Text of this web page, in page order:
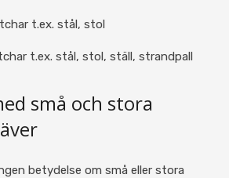
t.ex. stål, stol
t.ex. stål, stol, ställ, strandpall
små och stora
betydelse om små eller stora